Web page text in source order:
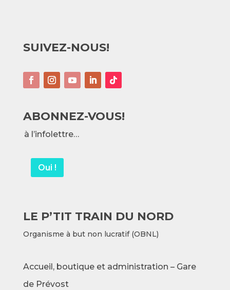
SUIVEZ-NOUS!
ABONNEZ-VOUS!
à l’infolettre…
Oui !
LE P’TIT TRAIN DU NORD
Organisme à but non lucratif (OBNL)
Accueil, boutique et administration – Gare
de Prévost